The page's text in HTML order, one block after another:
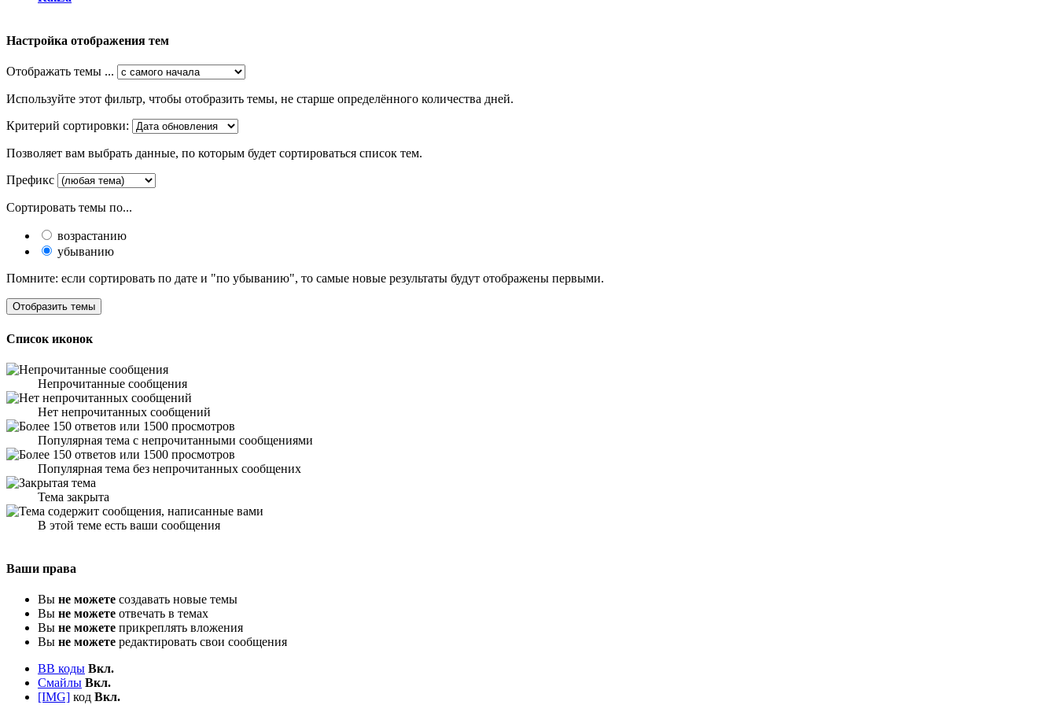
Настройка отображения тем
Отображать темы ...
Используйте этот фильтр, чтобы отобразить темы, не старше определённого количества дней.
Критерий сортировки:
Позволяет вам выбрать данные, по которым будет сортироваться список тем.
Префикс
Сортировать темы по...
возрастанию
убыванию
Помните: если сортировать по дате и "по убыванию", то самые новые результаты будут отображены первыми.
Список иконок
Непрочитанные сообщения
Нет непрочитанных сообщений
Популярная тема с непрочитанными сообщениями
Популярная тема без непрочитанных сообщених
Тема закрыта
В этой теме есть ваши сообщения
Ваши права
Вы не можете создавать новые темы
Вы не можете отвечать в темах
Вы не можете прикреплять вложения
Вы не можете редактировать свои сообщения
BB коды Вкл.
Смайлы Вкл.
[IMG] код Вкл.